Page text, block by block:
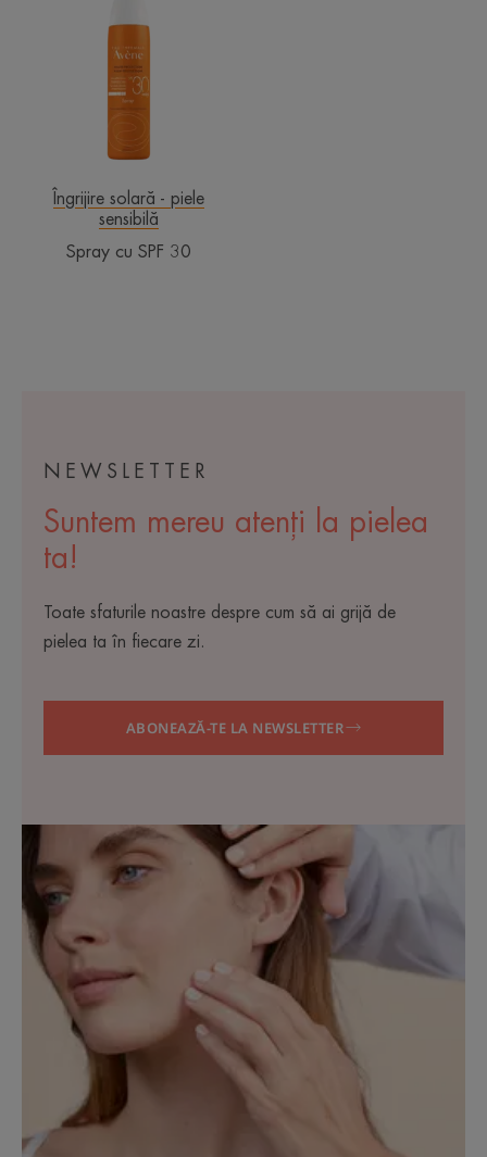
SPF
30
Îngrijire solară - piele
sensibilă
Spray cu SPF 30
NEWSLETTER
Suntem mereu atenți la pielea
ta!
Toate sfaturile noastre despre cum să ai grijă de
pielea ta în fiecare zi.
ABONEAZĂ-TE LA NEWSLETTER